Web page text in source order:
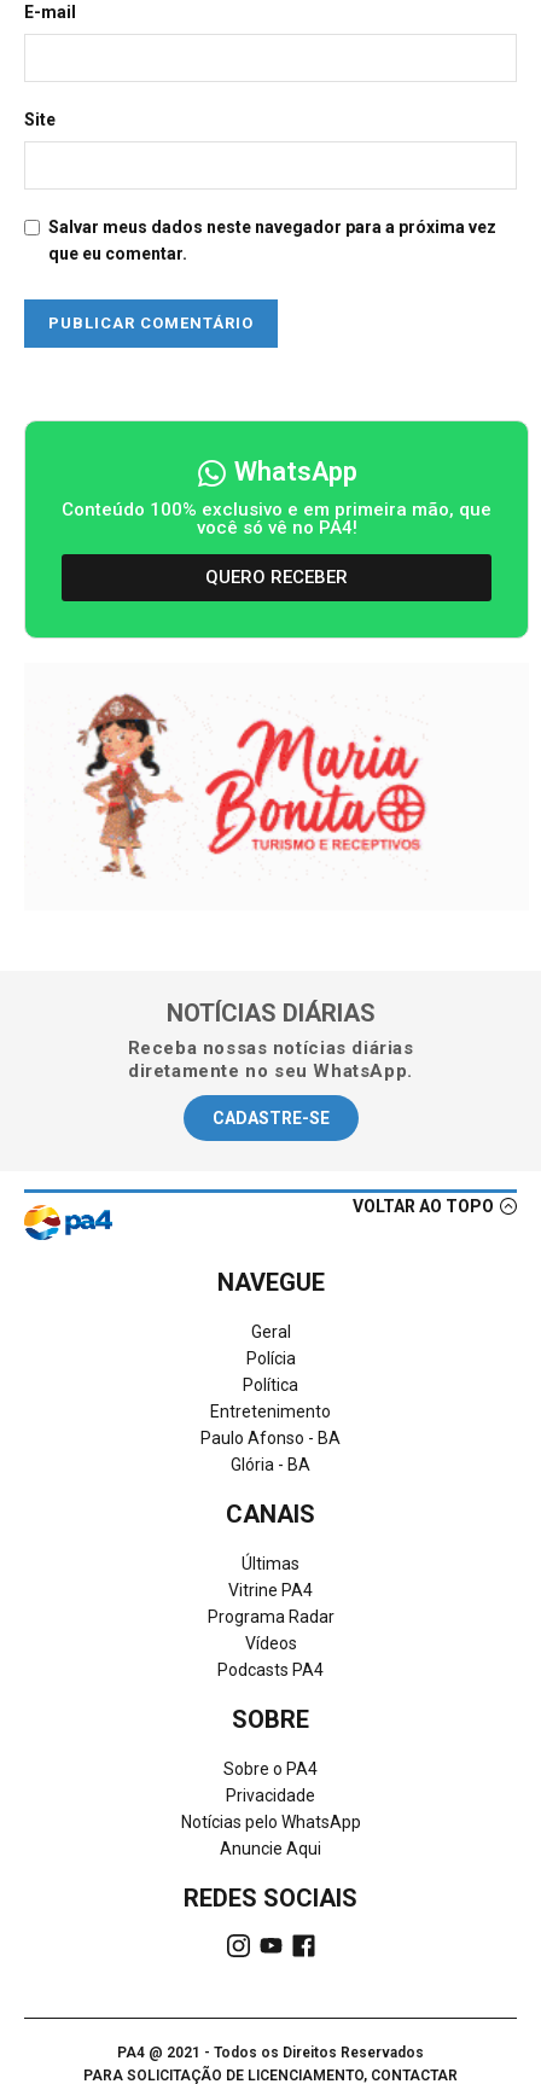
E-mail
Site
Salvar meus dados neste navegador para a próxima vez
que eu comentar.
WhatsApp
Conteúdo 100% exclusivo e em primeira mão, que
você só vê no PA4!
QUERO RECEBER
NOTÍCIAS DIÁRIAS
Receba nossas notícias diárias
diretamente no seu WhatsApp.
CADASTRE-SE
VOLTAR AO TOPO
NAVEGUE
Geral
Polícia
Política
Entretenimento
Paulo Afonso - BA
Glória - BA
CANAIS
Últimas
Vitrine PA4
Programa Radar
Vídeos
Podcasts PA4
SOBRE
Sobre o PA4
Privacidade
Notícias pelo WhatsApp
Anuncie Aqui
REDES SOCIAIS
PA4 @ 2021 - Todos os Direitos Reservados
PARA SOLICITAÇÃO DE LICENCIAMENTO, CONTACTAR